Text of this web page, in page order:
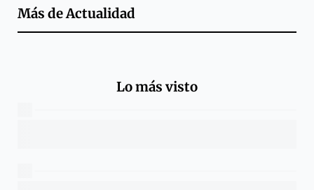
Más deActualidad
Lo más visto